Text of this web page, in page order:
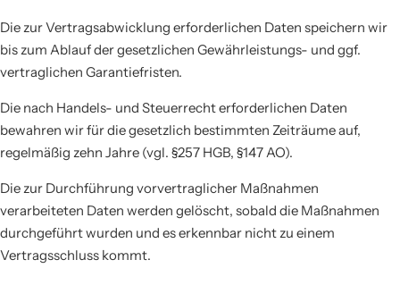
Die zur Vertragsabwicklung erforderlichen Daten speichern wir
bis zum Ablauf der gesetzlichen Gewährleistungs- und ggf.
vertraglichen Garantiefristen.
Die nach Handels- und Steuerrecht erforderlichen Daten
bewahren wir für die gesetzlich bestimmten Zeiträume auf,
regelmäßig zehn Jahre (vgl. §257 HGB, §147 AO).
Die zur Durchführung vorvertraglicher Maßnahmen
verarbeiteten Daten werden gelöscht, sobald die Maßnahmen
durchgeführt wurden und es erkennbar nicht zu einem
Vertragsschluss kommt.